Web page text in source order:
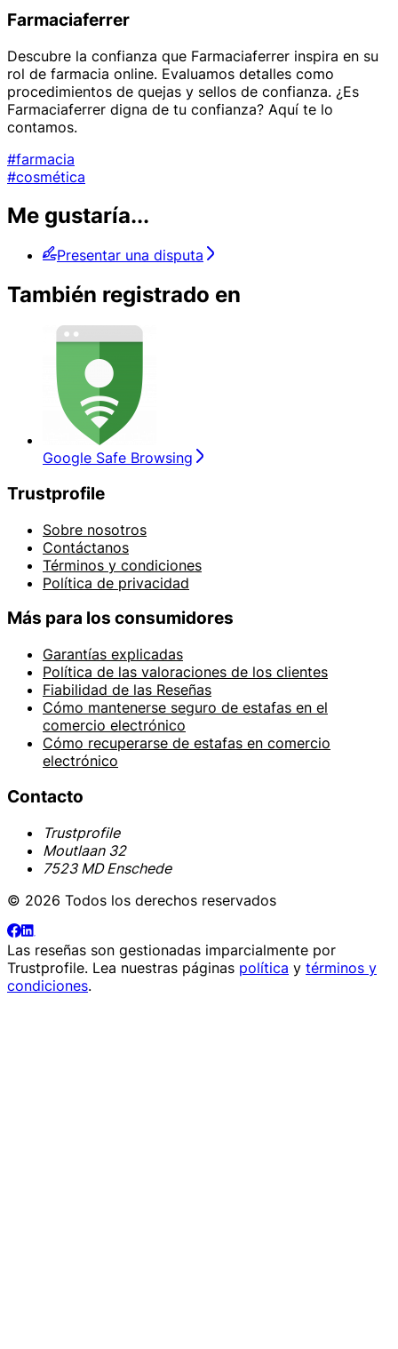
Farmaciaferrer
Descubre la confianza que Farmaciaferrer inspira en su
rol de farmacia online. Evaluamos detalles como
procedimientos de quejas y sellos de confianza. ¿Es
Farmaciaferrer digna de tu confianza? Aquí te lo
contamos.
#farmacia
#cosmética
Me gustaría...
Presentar una disputa
También registrado en
Google Safe Browsing
Trustprofile
Sobre nosotros
Contáctanos
Términos y condiciones
Política de privacidad
Más para los consumidores
Garantías explicadas
Política de las valoraciones de los clientes
Fiabilidad de las Reseñas
Cómo mantenerse seguro de estafas en el
comercio electrónico
Cómo recuperarse de estafas en comercio
electrónico
Contacto
Trustprofile
Moutlaan 32
7523 MD Enschede
© 2026 Todos los derechos reservados
Las reseñas son gestionadas imparcialmente por
Trustprofile. Lea nuestras páginas política y términos y
condiciones.